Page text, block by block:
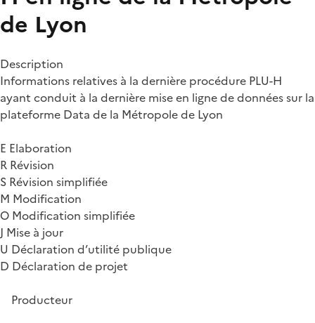
de Lyon
Description
Informations relatives à la dernière procédure PLU-H
ayant conduit à la dernière mise en ligne de données sur la
plateforme Data de la Métropole de Lyon
E Elaboration
R Révision
S Révision simplifiée
M Modification
O Modification simplifiée
J Mise à jour
U Déclaration d’utilité publique
D Déclaration de projet
Producteur